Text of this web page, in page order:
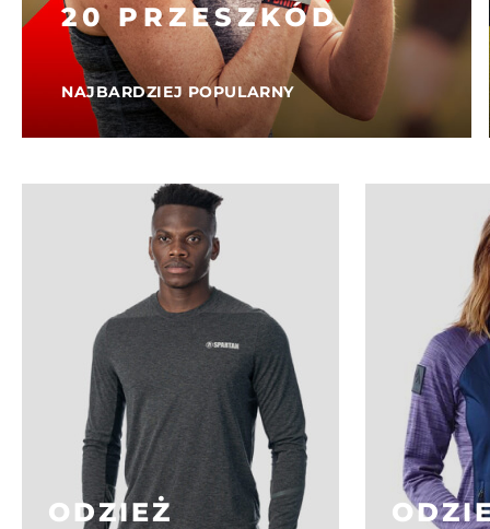
20 PRZESZKÓD
NAJBARDZIEJ POPULARNY
ODZIEŻ